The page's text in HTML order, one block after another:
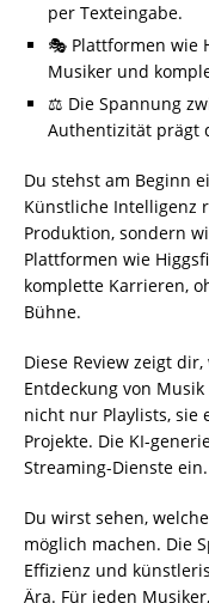
per Texteingabe.
🎭 Plattformen wie
Musiker und
⚖️ Die Spannung
Authentizität prägt
Du stehst am Beginn
Künstliche Intelligenz
Produktion, sondern
Plattformen wie
komplette Karrieren,
Bühne.
Diese Review zeigt
Entdeckung von
nicht nur Playlists, sie
Projekte. Die KI-
Streaming-Dienste ein.
Du wirst sehen,
möglich machen. Die
Effizienz und
Ära. Für jeden